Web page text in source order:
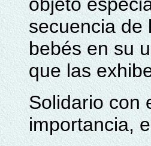
secuencia de
bebés en su
que las
Solidario con
importancia,